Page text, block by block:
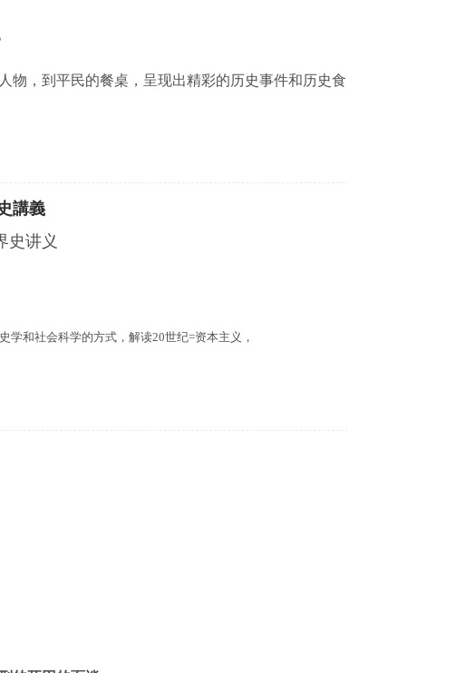
物，到平民的餐桌，呈现出精彩的历史事件和历史食
講義
史讲义
史学和社会科学的方式，解读20世纪=资本主 义 ，